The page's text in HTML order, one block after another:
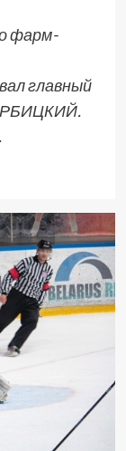
фарм-
главный